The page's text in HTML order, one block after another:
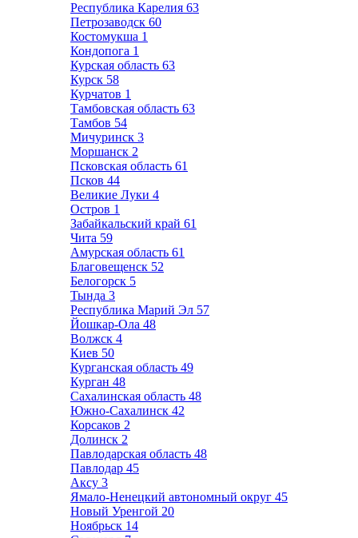
Республика Карелия 63
Петрозаводск 60
Костомукша 1
Кондопога 1
Курская область 63
Курск 58
Курчатов 1
Тамбовская область 63
Тамбов 54
Мичуринск 3
Моршанск 2
Псковская область 61
Псков 44
Великие Луки 4
Остров 1
Забайкальский край 61
Чита 59
Амурская область 61
Благовещенск 52
Белогорск 5
Тында 3
Республика Марий Эл 57
Йошкар-Ола 48
Волжск 4
Киев 50
Курганская область 49
Курган 48
Сахалинская область 48
Южно-Сахалинск 42
Корсаков 2
Долинск 2
Павлодарская область 48
Павлодар 45
Аксу 3
Ямало-Ненецкий автономный округ 45
Новый Уренгой 20
Ноябрьск 14